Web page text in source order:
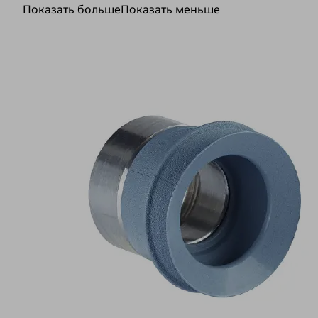
Показать большеПоказать меньше